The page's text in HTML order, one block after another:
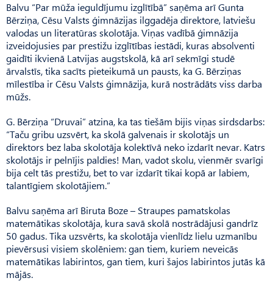
Balvu “Par mūža ieguldījumu izglītībā” saņēma arī Gunta
Bērziņa, Cēsu Valsts ģimnāzijas ilggadēja direktore, latviešu
valodas un literatūras skolotāja. Viņas vadībā ģimnāzija
izveidojusies par prestižu izglītības iestādi, kuras absolventi
gaidīti ikvienā Latvijas augstskolā, kā arī sekmīgi studē
ārvalstīs, tika sacīts pieteikumā un pausts, ka G. Bērziņas
mīlestība ir Cēsu Valsts ģimnāzija, kurā nostrādāts viss darba
mūžs.
G. Bērziņa “Druvai” atzina, ka tas tiešām bijis viņas sirdsdarbs:
“Taču gribu uzsvērt, ka skolā galvenais ir skolotājs un
direktors bez laba skolotāja kolektīvā neko izdarīt nevar. Katrs
skolotājs ir pelnījis paldies! Man, vadot skolu, vienmēr svarīgi
bija celt tās prestižu, bet to var izdarīt tikai kopā ar labiem,
talantīgiem skolotājiem.”
Balvu saņēma arī Biruta Boze – Straupes pamatskolas
matemātikas skolotāja, kura savā skolā nostrādājusi gandrīz
50 gadus. Tika uzsvērts, ka skolotāja vienlīdz lielu uzmanību
pievērsusi visiem skolēniem: gan tiem, kuriem neveicās
matemātikas labirintos, gan tiem, kuri šajos labirintos jutās kā
mājās.